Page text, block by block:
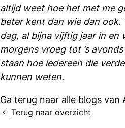
altijd weet hoe het met me
beter kent dan wie dan ook.
dag, al bijna vijftig jaar in en
morgens vroeg tot ’s
staan hoe iedereen die
kunnen weten.
Ga terug naar alle blogs van
Terug naar overzicht